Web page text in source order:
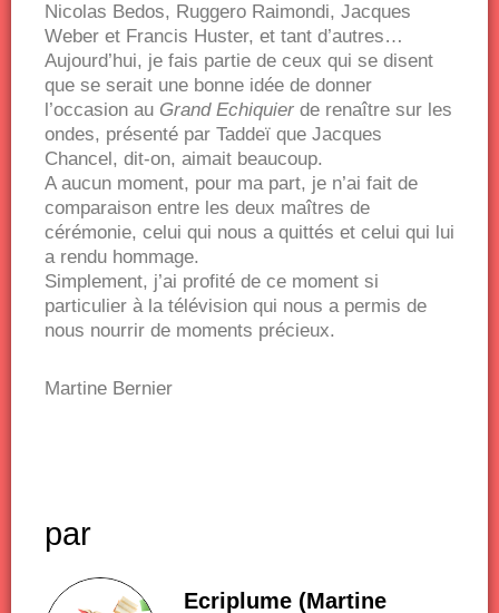
Nicolas Bedos, Ruggero Raimondi, Jacques
Weber et Francis Huster, et tant d’autres…
Aujourd’hui, je fais partie de ceux qui se disent
que se serait une bonne idée de donner
l’occasion au Grand Echiquier de renaître sur les
ondes, présenté par Taddeï que Jacques
Chancel, dit-on, aimait beaucoup.
A aucun moment, pour ma part, je n’ai fait de
comparaison entre les deux maîtres de
cérémonie, celui qui nous a quittés et celui qui lui
a rendu hommage.
Simplement, j’ai profité de ce moment si
particulier à la télévision qui nous a permis de
nous nourrir de moments précieux.
Martine Bernier
par
Ecriplume (Martine